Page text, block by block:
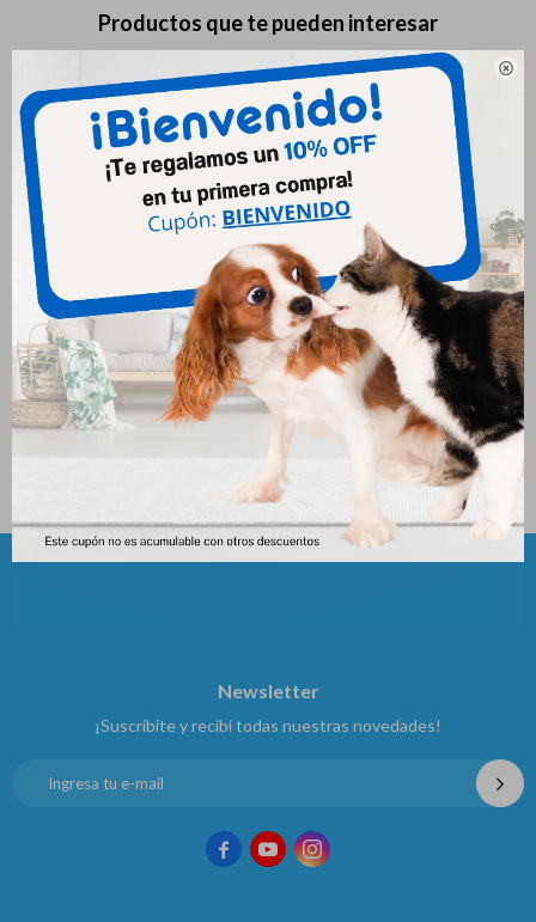

Productos que te pueden interesar
Pro Plan Urinary Gato 3kg
$
Hpm Perro Dermatology
Support 3 Kg
2.159 $2.399
Newsletter
¡Suscribite y recibí todas nuestras novedades!
  